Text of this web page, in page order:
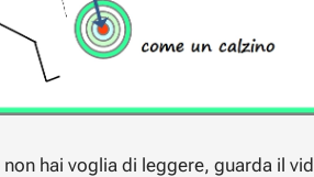
non hai voglia di leggere, guarda il